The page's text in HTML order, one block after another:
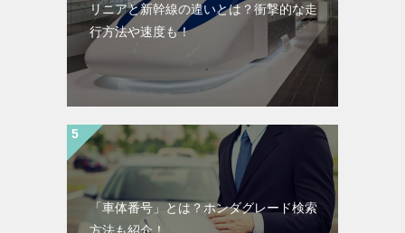
リニアと新幹線の違いとは？衝撃的な走
行方法や速度も！
「車体番号」とは？ホンダグレード検索
方法も紹介！